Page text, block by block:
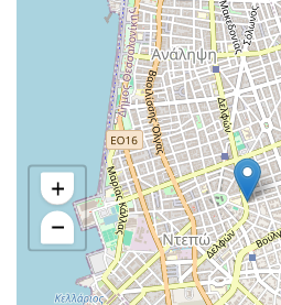
Έχοντας οδηγό και
Γιαννούδη, έναν από τους
διακεκριμένους τεχνίτες
αγάπη για την δουλειά του,
φιλικές πελατειακές
συνέπειά του, η ΤΖΑΚΙ
πλέον εκατοντάδες
+
−